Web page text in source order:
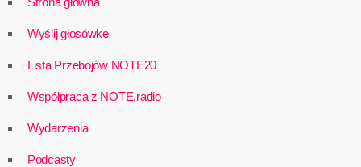
Wyślij głosówke
Lista Przebojów NOTE20
Współpraca z NOTE.radio
Wydarzenia
Podcasty